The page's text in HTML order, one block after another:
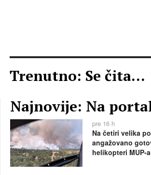
Trenutno: Se čita...
Najnovije: Na
pre 16 h
Na četiri velika
angažovano
helikopteri MUP-a